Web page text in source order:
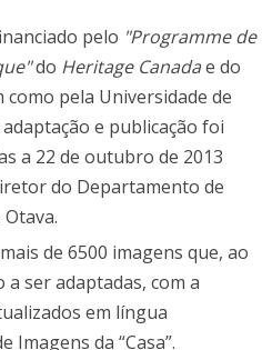
pelo "Programme de
do Heritage Canadae do
pela Universidade de
e publicação foi
a 22 de outubro de 2013
do Departamento de
de 6500 imagens que, ao
ser adaptadas, com a
em língua
Imagens da “Casa”.